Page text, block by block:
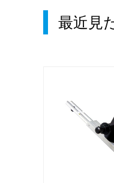
最近見